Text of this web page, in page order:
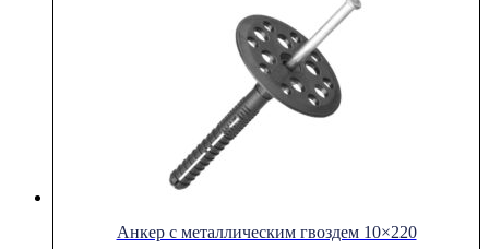
Анкер с металлическим гвоздем 10×220